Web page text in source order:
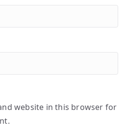
website in this browser for